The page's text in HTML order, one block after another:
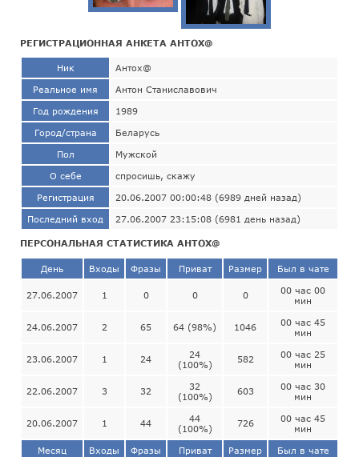
РЕГИСТРАЦИОННАЯ АНКЕТА АНТОХ@
Ник Антох@
Реальное имя Антон Станиславович
Год рождения 1989
Город/страна Беларусь
Пол Мужской
О себе спросишь, скажу
Регистрация 20.06.2007 00:00:48 (6989 дней назад)
Последний вход 27.06.2007 23:15:08 (6981 день назад)
ПЕРСОНАЛЬНАЯ СТАТИСТИКА АНТОХ@
День Входы Фразы Приват Размер Был в чате
27.06.2007 1 0 0 0
00 час 00
мин
24.06.2007 2 65 64 (98%) 1046
00 час 45
мин
23.06.2007 1 24
24
(100%)
582
00 час 25
мин
22.06.2007 3 32
32
(100%)
603
00 час 30
мин
20.06.2007 1 44
44
(100%)
726
00 час 45
мин
Месяц Входы Фразы Приват Размер Был в чате